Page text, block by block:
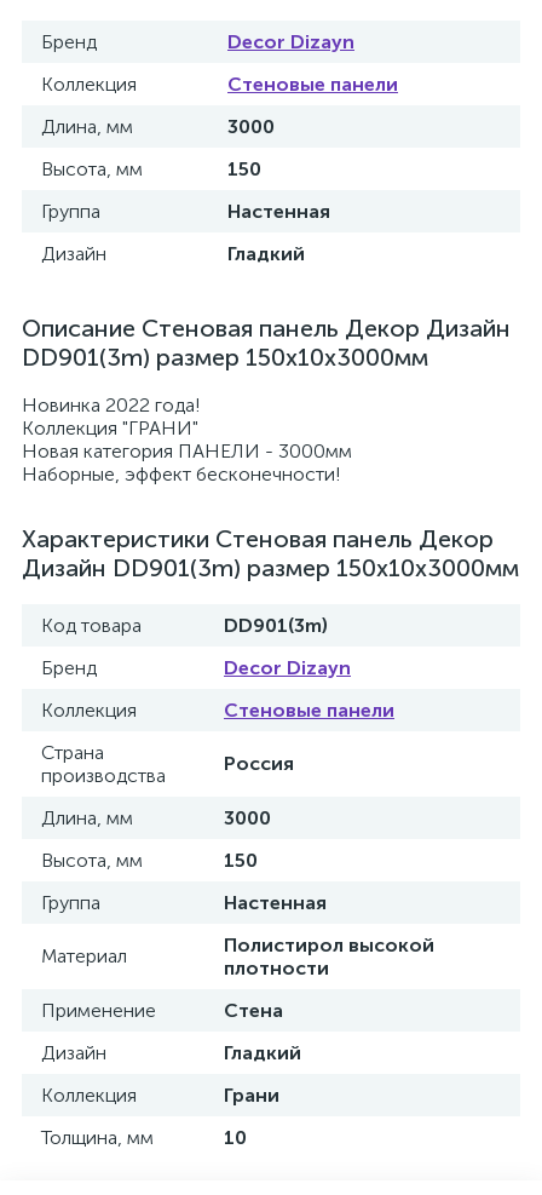
Бренд
Decor Dizayn
Коллекция
Стеновые панели
Длина, мм
3000
Высота, мм
150
Группа
Настенная
Дизайн
Гладкий
Описание Стеновая панель Декор Дизайн
DD901(3m) размер 150x10x3000мм
Новинка 2022 года!
Коллекция "ГРАНИ"
Новая категория ПАНЕЛИ - 3000мм
Наборные, эффект бесконечности!
Характеристики Стеновая панель Декор
Дизайн DD901(3m) размер 150x10x3000мм
Код товара
DD901(3m)
Бренд
Decor Dizayn
Коллекция
Стеновые панели
Страна
производства
Россия
Длина, мм
3000
Высота, мм
150
Группа
Настенная
Материал
Полистирол высокой
плотности
Применение
Стена
Дизайн
Гладкий
Коллекция
Грани
Толщина, мм
10